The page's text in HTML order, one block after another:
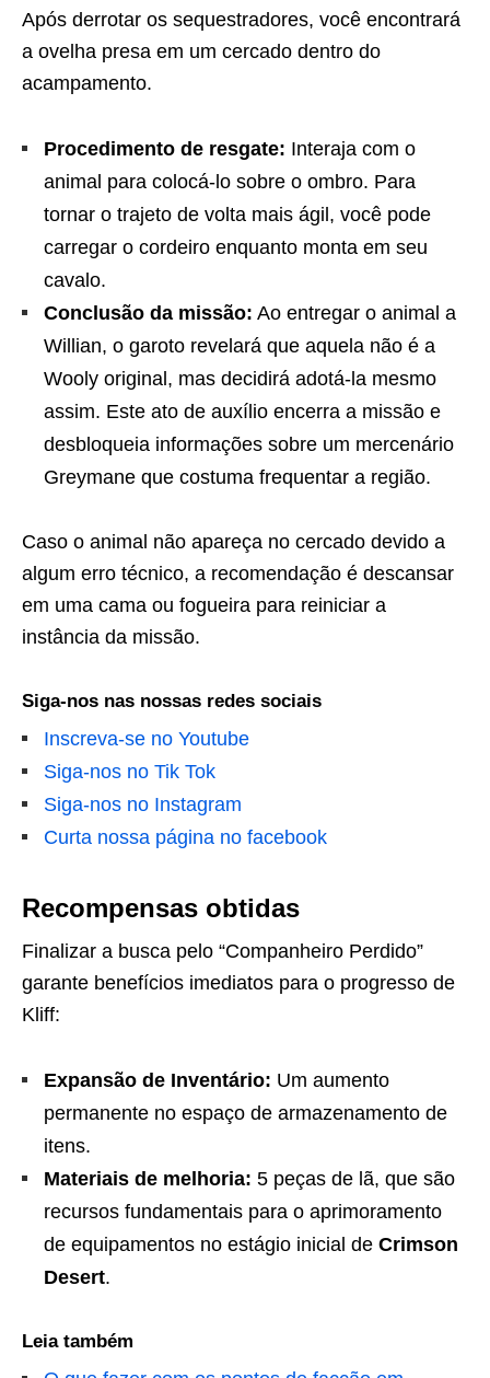
Após derrotar os sequestradores, você encontrará
a ovelha presa em um cercado dentro do
acampamento.
Procedimento de resgate: Interaja com o
animal para colocá-lo sobre o ombro. Para
tornar o trajeto de volta mais ágil, você pode
carregar o cordeiro enquanto monta em seu
cavalo.
Conclusão da missão: Ao entregar o animal a
Willian, o garoto revelará que aquela não é a
Wooly original, mas decidirá adotá-la mesmo
assim. Este ato de auxílio encerra a missão e
desbloqueia informações sobre um mercenário
Greymane que costuma frequentar a região.
Caso o animal não apareça no cercado devido a
algum erro técnico, a recomendação é descansar
em uma cama ou fogueira para reiniciar a
instância da missão.
Siga-nos nas nossas redes sociais
Inscreva-se no Youtube
Siga-nos no Tik Tok
Siga-nos no Instagram
Curta nossa página no facebook
Recompensas obtidas
Finalizar a busca pelo “Companheiro Perdido”
garante benefícios imediatos para o progresso de
Kliff:
Expansão de Inventário: Um aumento
permanente no espaço de armazenamento de
itens.
Materiais de melhoria: 5 peças de lã, que são
recursos fundamentais para o aprimoramento
de equipamentos no estágio inicial de Crimson
Desert.
Leia também